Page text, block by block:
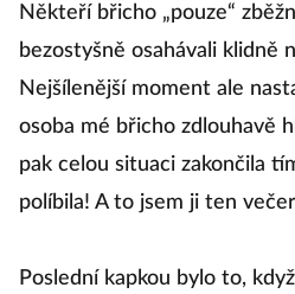
Někteří břicho „pouze“
bezostyšně osahávali klidně
Nejšílenější moment ale
osoba mé břicho zdlouhavě
pak celou situaci zakončila
políbila! A to jsem ji ten
Poslední kapkou bylo to,